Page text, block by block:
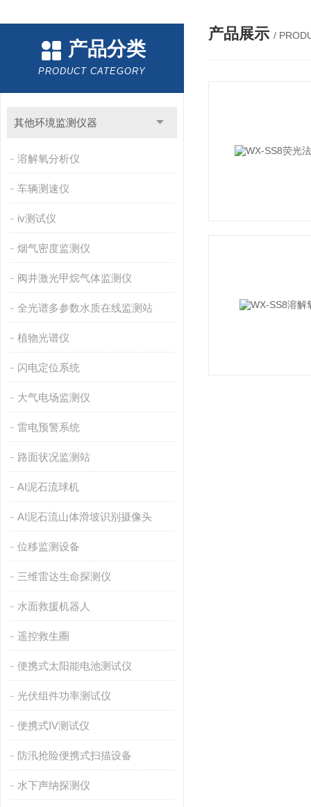
产品分类
PRODUCT CATEGORY
其他环境监测仪器
溶解氧分析仪
车辆测速仪
iv测试仪
烟气密度监测仪
阀井激光甲烷气体监测仪
全光谱多参数水质在线监测站
植物光谱仪
闪电定位系统
大气电场监测仪
雷电预警系统
路面状况监测站
AI泥石流球机
AI泥石流山体滑坡识别摄像头
位移监测设备
三维雷达生命探测仪
水面救援机器人
遥控救生圈
便携式太阳能电池测试仪
光伏组件功率测试仪
便携式IV测试仪
防汛抢险便携式扫描设备
水下声纳探测仪
产品展示 /